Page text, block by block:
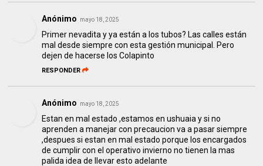
Anónimo mayo 18, 2025
Primer nevadita y ya están a los tubos? Las calles están
mal desde siempre con esta gestión municipal. Pero
dejen de hacerse los Colapinto
RESPONDER
Anónimo mayo 18, 2025
Estan en mal estado ,estamos en ushuaia y si no
aprenden a manejar con precaucion va a pasar siempre
,despues si estan en mal estado porque los encargados
de cumplir con el operativo invierno no tienen la mas
palida idea de llevar esto adelante